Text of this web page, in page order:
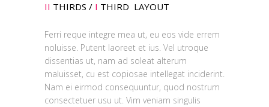
II THIRDS / I THIRD LAYOUT
Ferri reque integre mea ut, eu eos vide errem
noluisse. Putent laoreet et ius. Vel utroque
dissentias ut, nam ad soleat alterum
maluisset, cu est copiosae intellegat inciderint.
Nam ei eirmod consequuntur, quod nostrum
consectetuer usu ut. Vim veniam singulis